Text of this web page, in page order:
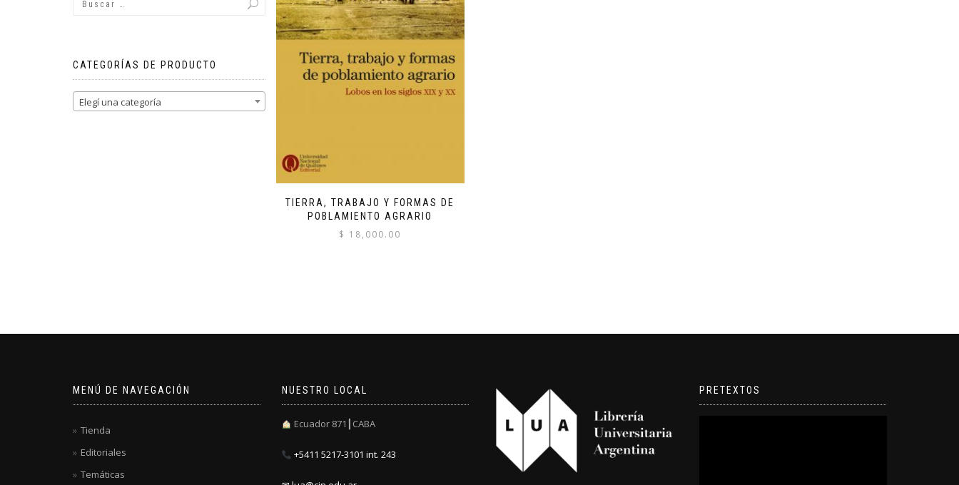
TIERRA, TRABAJO Y FORMAS DE
POBLAMIENTO AGRARIO
$ 18,000.00
CATEGORÍAS DE PRODUCTO
Elegí una categoría
MENÚ DE NAVEGACIÓN
Tienda
Editoriales
Temáticas
NUESTRO LOCAL
Ecuador 871┃CABA
+5411 5217-3101 int. 243
PRETEXTOS